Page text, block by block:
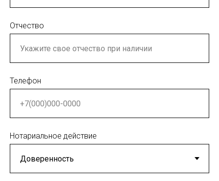
Отчество
Телефон
Нотариальное действие